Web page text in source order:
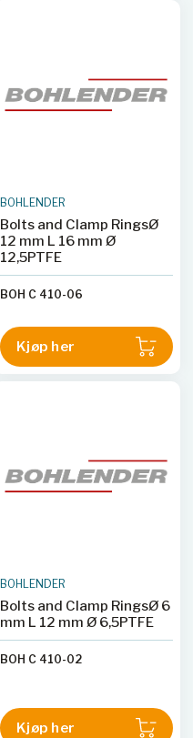
BOHLENDER
Bolts and Clamp RingsØ
12 mm L 16 mm Ø
12,5PTFE
BOH C 410-06
Kjøp her
BOHLENDER
Bolts and Clamp RingsØ 6
mm L 12 mm Ø 6,5PTFE
BOH C 410-02
Kjøp her